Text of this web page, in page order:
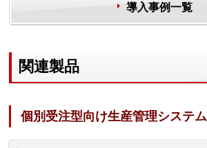
導入事例一覧
関連製品
個別受注型向け生産管理システム